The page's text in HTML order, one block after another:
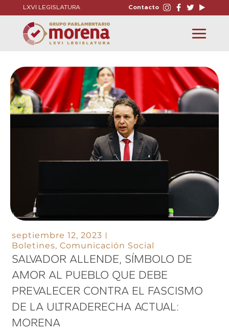
LXVI LEGISLATURA Contacto
Toggle
navigation
septiembre 12, 2023
Boletines,Comunicación Social
SALVADOR ALLENDE, SÍMBOLO DE
AMOR AL PUEBLO QUE DEBE
PREVALECER CONTRA EL FASCISMO
DE LA ULTRADERECHA ACTUAL:
MORENA